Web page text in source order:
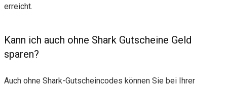
erreicht.
Kann ich auch ohne Shark Gutscheine Geld
sparen?
Auch ohne Shark-Gutscheincodes können Sie bei Ihrer